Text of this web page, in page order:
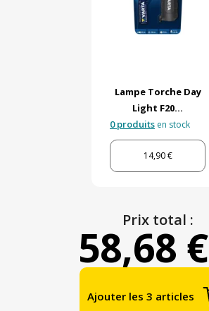
Lampe Torche Day
Light F20...
0 produits en stock
14,90 €
Prix total :
58,68 €
Ajouter les 3 articles